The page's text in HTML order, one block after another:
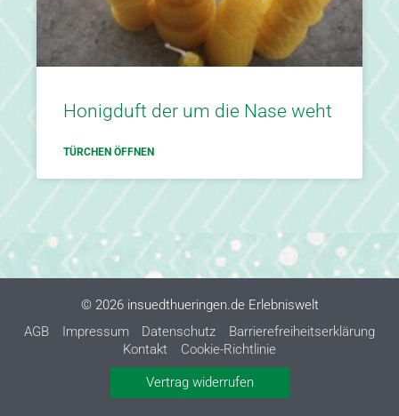
Honigduft der um die Nase weht
TÜRCHEN ÖFFNEN
© 2026 insuedthueringen.de Erlebniswelt
AGB
Impressum Datenschutz
Barrierefreiheitserklärung
Kontakt
Cookie-Richtlinie
Vertrag widerrufen